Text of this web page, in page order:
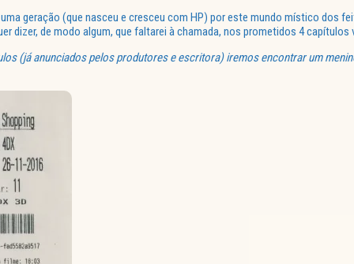
geração (que nasceu e cresceu com HP) por este mundo místico dos
dizer, de modo algum, que faltarei à chamada, nos prometidos 4 capítulos
(já anunciados pelos produtores e escritora) iremos encontrar um